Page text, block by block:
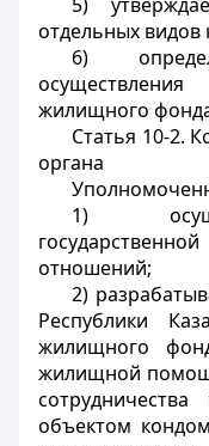
отдельных видов
6)
жилищного
Статья 10-2.
органа
1)
отношений;
2)
Республики
жилищного
жилищной
объектом